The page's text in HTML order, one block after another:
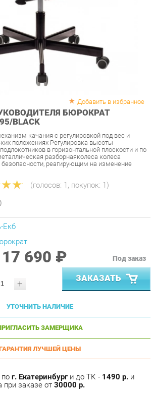
качания с регулировкой под вес и
положениях Регулировка высоты
разборнаяколеса колеса
реагирующим на изменение
(голосов:1, покупок:1)
690 ₽
+
ЗАКАЗАТЬ
УТОЧНИТЬ НАЛИЧИЕ
г. Екатеринбурги до ТК -
гарантией12месяцев -